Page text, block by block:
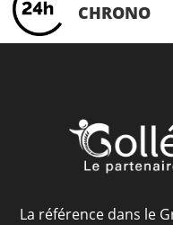
CHRONO
La référence dans le